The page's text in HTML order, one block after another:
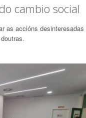
cambio social
as accións desinteresadas